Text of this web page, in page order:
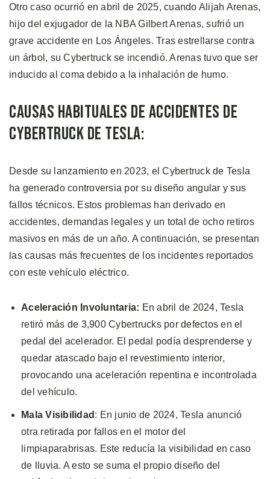
Otro caso ocurrió en abril de 2025, cuando Alijah Arenas,
hijo del exjugador de la NBA Gilbert Arenas, sufrió un
grave accidente en Los Ángeles. Tras estrellarse contra
un árbol, su Cybertruck se incendió. Arenas tuvo que ser
inducido al coma debido a la inhalación de humo.
Causas Habituales de Accidentes de
Cybertruck de Tesla:
Desde su lanzamiento en 2023, el Cybertruck de Tesla
ha generado controversia por su diseño angular y sus
fallos técnicos. Estos problemas han derivado en
accidentes, demandas legales y un total de ocho retiros
masivos en más de un año. A continuación, se presentan
las causas más frecuentes de los incidentes reportados
con este vehículo eléctrico.
Aceleración Involuntaria: En abril de 2024, Tesla
retiró más de 3,900 Cybertrucks por defectos en el
pedal del acelerador. El pedal podía desprenderse y
quedar atascado bajo el revestimiento interior,
provocando una aceleración repentina e incontrolada
del vehículo.
Mala Visibilidad : En junio de 2024, Tesla anunció
otra retirada por fallos en el motor del
limpiaparabrisas. Este reducía la visibilidad en caso
de lluvia. A esto se suma el propio diseño del